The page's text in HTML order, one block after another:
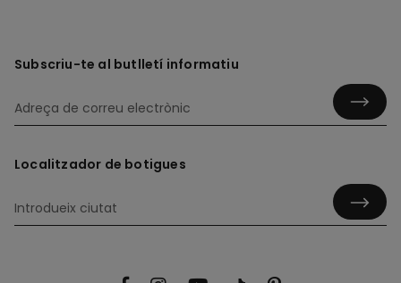
Subscriu-te al butlletí informatiu
Localitzador de botigues